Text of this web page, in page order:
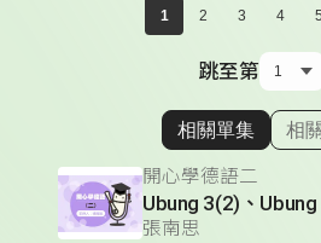
1 2 3 4 5
跳至第
顯示
相關單集 相
開心學德語二
張南思